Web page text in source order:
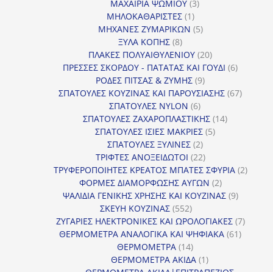
προϊόν
ΜΑΧΑΙΡΙΑ ΨΩΜΙΟΥ 33
ΜΗΛΟΚΑΘΑΡΙΣΤΕΣ 11
προϊόν
ΜΗΧΑΝΕΣ ΖΥΜΑΡΙΚΩΝ 55
ΞΥΛΑ ΚΟΠΗΣ 88
προϊόντα
ΠΛΑΚΕΣ ΠΟΛΥΑΙΘΥΛΕΝΙΟΥ 2020
προϊόντα
ΠΡΕΣΣΕΣ ΣΚΟΡΔΟΥ - ΠΑΤΑΤΑΣ ΚΑΙ ΓΟΥΔΙ 66
ΡΟΔΕΣ ΠΙΤΣΑΣ & ΖΥΜΗΣ 99
προϊόντα
ΣΠΑΤΟΥΛΕΣ ΚΟΥΖΙΝΑΣ ΚΑΙ ΠΑΡΟΥΣΙΑΣΗΣ 6767
ΣΠΑΤΟΥΛΕΣ NYLON 66
προϊόντα
ΣΠΑΤΟΥΛΕΣ ΖΑΧΑΡΟΠΛΑΣΤΙΚΗΣ 1414
ΣΠΑΤΟΥΛΕΣ ΙΣΙΕΣ ΜΑΚΡΙΕΣ 55
ΣΠΑΤΟΥΛΕΣ ΞΥΛΙΝΕΣ 22
προϊόντα
ΤΡΙΦΤΕΣ ΑΝΟΞΕΙΔΩΤΟΙ 2222
προϊόντα
ΤΡΥΦΕΡΟΠΟΙΗΤΕΣ ΚΡΕΑΤΟΣ ΜΠΑΤΕΣ ΣΦΥΡΙΑ 22
ΦΟΡΜΕΣ ΔΙΑΜΟΡΦΩΣΗΣ ΑΥΓΩΝ 22
προϊόντα
ΨΑΛΙΔΙΑ ΓΕΝΙΚΗΣ ΧΡΗΣΗΣ ΚΑΙ ΚΟΥΖΙΝΑΣ 99
ΣΚΕΥΗ ΚΟΥΖΙΝΑΣ 552552
προϊόντα
ΖΥΓΑΡΙΕΣ ΗΛΕΚΤΡΟΝΙΚΕΣ ΚΑΙ ΩΡΟΛΟΓΙΑΚΕΣ 77
ΘΕΡΜΟΜΕΤΡΑ ΑΝΑΛΟΓΙΚΑ ΚΑΙ ΨΗΦΙΑΚΑ 6161
ΘΕΡΜΟΜΕΤΡΑ 1414
προϊόντα
ΘΕΡΜΟΜΕΤΡΑ ΑΚΙΔΑ 11